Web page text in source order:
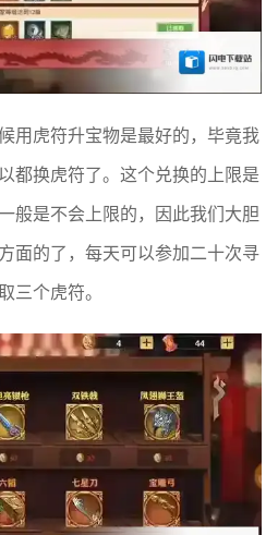
用虎符升宝物是最好的，毕竟我
都换虎符了。这个兑换的上限是
般是不会上限的，因此我们大胆
面的了，每天可以参加二十次寻
三个虎符。